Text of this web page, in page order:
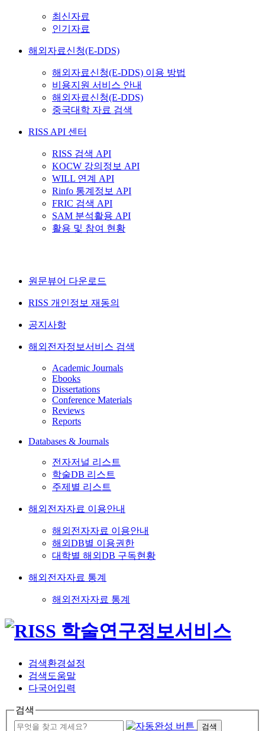
최신자료
인기자료
해외자료신청(E-DDS)
해외자료신청(E-DDS) 이용 방법
비용지원 서비스 안내
해외자료신청(E-DDS)
중국대학 자료 검색
RISS API 센터
RISS 검색 API
KOCW 강의정보 API
WILL 연계 API
Rinfo 통계정보 API
FRIC 검색 API
SAM 분석활용 API
활용 및 참여 현황
원문뷰어 다운로드
RISS 개인정보 재동의
공지사항
해외전자정보서비스 검색
Academic Journals
Ebooks
Dissertations
Conference Materials
Reviews
Reports
Databases & Journals
전자저널 리스트
학술DB 리스트
주제별 리스트
해외전자자료 이용안내
해외전자자료 이용안내
해외DB별 이용권한
대학별 해외DB 구독현황
해외전자자료 통계
해외전자자료 통계
검색환경설정
검색도움말
다국어입력
검색
검색